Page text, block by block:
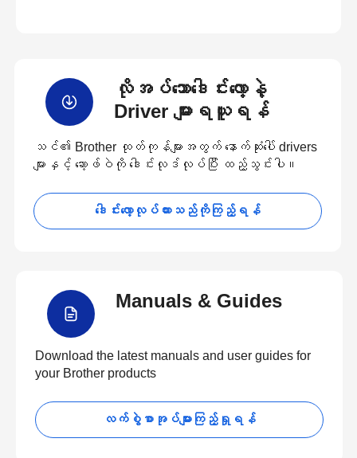
လိုအပ်သောဒေါင်းလော့နဲ့
Driver များရယူရန်
သင်၏ Brother ထုတ်ကုန်များအတွက် နောက်ဆုံးပေါ် drivers
များနှင့် ဆော့ဖ်ဝဲကို ဒေါင်းလုဒ်လုပ်ပြီး ထည့်သွင်းပါ။
ဒေါင်းလော့လုပ်ထားသည်ကိုကြည့်ရန်
Manuals & Guides
Download the latest manuals and user guides for
your Brother products
လက်စွဲစာအုပ်များကြည့်ရှုရန်